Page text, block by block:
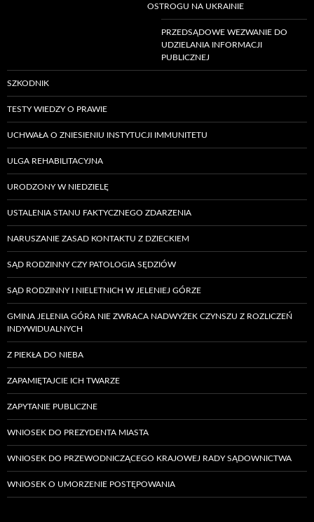
OSTROGU NA UKRAINIE
PRZEDSĄDOWE WEZWANIE DO
UDZIELANIA INFORMACJI
PUBLICZNEJ
SZKODNIK
TESTY WIEDZY O PRAWIE
UCHWAŁA O ZNIESIENIU INSTYTUCJI IMMUNITETU
ULGA REHABILITACYJNA
URODZONY W NIEDZIELĘ
USTALENIA STANU FAKTYCZNEGO ZDARZENIA
NARUSZANIE ZASAD KONTAKTU Z DZIECKIEM
SĄD RODZINNY CZY PATOLOGIA SĘDZIÓW
SĄD RODZINNY I NIELETNICH W JELENIEJ GÓRZE
GMINA JELENIA GÓRA NIE ZWRACA NADWYŻEK CZYNSZU Z ROZLICZEŃ
INDYWIDUALNYCH
Z PIEKŁA DO NIEBA
ZAPAMIĘTAJCIE ICH TWARZE
ZAPYTANIE PUBLICZNE
WNIOSEK DO PREZYDENTA MIASTA
WNIOSEK DO PRZEWODNICZĄCEGO KRAJOWEJ RADY SĄDOWNICTWA
WNIOSEK O UMORZENIE POSTĘPOWANIA